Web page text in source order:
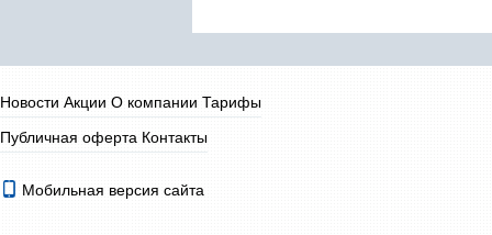
Новости Акции О компании Тарифы
Публичная оферта Контакты
Мобильная версия сайта